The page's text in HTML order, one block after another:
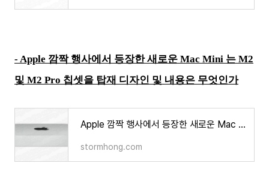
- Apple 깜짝 행사에서 등장한 새로운 Mac Mini 는 M2
및 M2 Pro 칩셋을 탑재 디자인 및 내용은 무엇인가
Apple 깜짝 행사에서 등장한 새로운 Mac Mini 는 M2 및 M2 Pro 칩셋을 탑재 디자인 및 내용은 무엇인가
stormhong.com